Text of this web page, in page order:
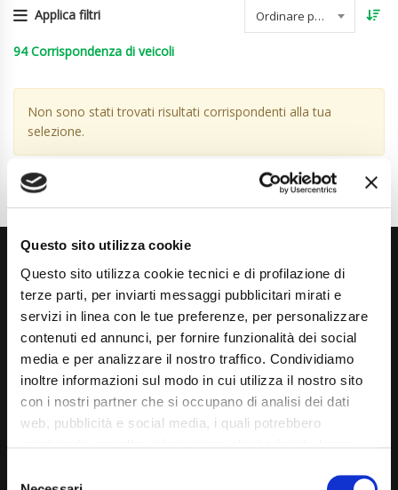
Questo sito utilizza cookie
Questo sito utilizza cookie tecnici e di profilazione di
terze parti, per inviarti messaggi pubblicitari mirati e
servizi in linea con le tue preferenze, per personalizzare
contenuti ed annunci, per fornire funzionalità dei social
media e per analizzare il nostro traffico. Condividiamo
inoltre informazioni sul modo in cui utilizza il nostro sito
con i nostri partner che si occupano di analisi dei dati
web, pubblicità e social media, i quali potrebbero
mera chiusura del banner non comporta l’accettazione
Applica filtri Ordinare per data
94 Corrispondenza di veicoli
Non sono stati trovati risultati corrispondenti alla tua
selezione.
Via Giuditta Pasta 2, Como (CO) 22100
(+39) 031 431 3066
info@carspecialist.eu